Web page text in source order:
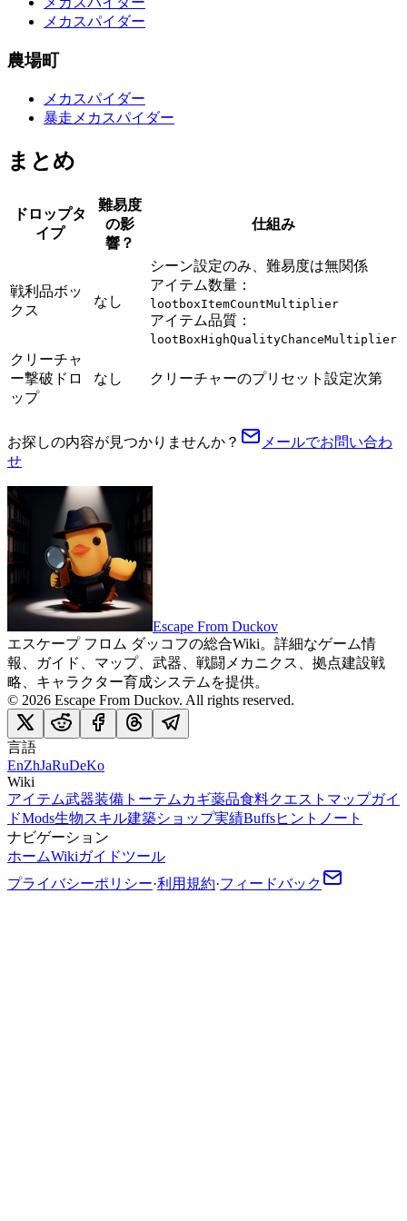
メカスパイダー
農場町
メカスパイダー
暴走メカスパイダー
まとめ
ドロップタ
イプ
難易度
の影
響？
仕組み
戦利品ボッ
クス
なし
シーン設定のみ、難易度は無関係
アイテム数量：
lootboxItemCountMultiplier
アイテム品質：
lootBoxHighQualityChanceMultiplier
クリーチャ
ー撃破ドロ
ップ
なし クリーチャーのプリセット設定次第
お探しの内容が見つかりませんか？
メールでお問い合わ
せ
Escape From Duckov
エスケープ フロム ダッコフの総合Wiki。詳細なゲーム情
報、ガイド、マップ、武器、戦闘メカニクス、拠点建設戦
略、キャラクター育成システムを提供。
© 2026 Escape From Duckov. All rights reserved.
言語
EnZhJaRuDeKo
Wiki
アイテム武器装備 トーテム カギ薬品食料クエスト マップガイ
ドMods生物スキル建築ショップ実績Buffsヒント ノート
ナビゲーション
ホームWikiガイドツール
プライバシーポリシー·利用規約·フィードバック